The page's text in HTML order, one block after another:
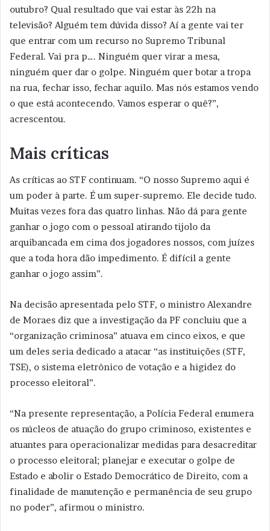
outubro? Qual resultado que vai estar às 22h na
televisão? Alguém tem dúvida disso? Aí a gente vai ter
que entrar com um recurso no Supremo Tribunal
Federal. Vai pra p…. Ninguém quer virar a mesa,
ninguém quer dar o golpe. Ninguém quer botar a tropa
na rua, fechar isso, fechar aquilo. Mas nós estamos vendo
o que está acontecendo. Vamos esperar o quê?”,
acrescentou.
Mais críticas
As críticas ao STF continuam. “O nosso Supremo aqui é
um poder à parte. É um super-supremo. Ele decide tudo.
Muitas vezes fora das quatro linhas. Não dá para gente
ganhar o jogo com o pessoal atirando tijolo da
arquibancada em cima dos jogadores nossos, com juízes
que a toda hora dão impedimento. É difícil a gente
ganhar o jogo assim”.
Na decisão apresentada pelo STF, o ministro Alexandre
de Moraes diz que a investigação da PF concluiu que a
“organização criminosa” atuava em cinco eixos, e que
um deles seria dedicado a atacar “as instituições (STF,
TSE), o sistema eletrônico de votação e a higidez do
processo eleitoral”.
“Na presente representação, a Polícia Federal enumera
os núcleos de atuação do grupo criminoso, existentes e
atuantes para operacionalizar medidas para desacreditar
o processo eleitoral; planejar e executar o golpe de
Estado e abolir o Estado Democrático de Direito, com a
finalidade de manutenção e permanência de seu grupo
no poder”, afirmou o ministro.